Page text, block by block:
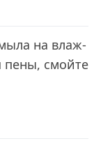
на влаж-
пены, смойте